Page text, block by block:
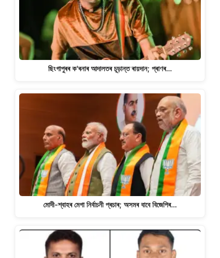
ছিংগাপুৰৰ ক'ৰনাৰ আদালতৰ চূড়ান্ত ৰায়দান; প্ৰাণৰ…
মোদী-শ্বাহৰ মেগা নিৰ্বাচনী প্ৰচাৰ; অসমৰ বাবে বিজেপিৰ…